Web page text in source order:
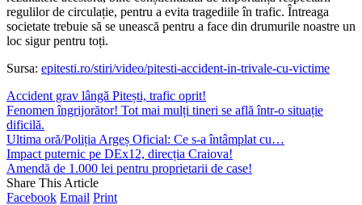
regulilor de circulație, pentru a evita tragediile în trafic. Întreaga
societate trebuie să se unească pentru a face din drumurile noastre un
loc sigur pentru toți.
Sursa: epitesti.ro/stiri/video/pitesti-accident-in-trivale-cu-victime
Accident grav lângă Pitești, trafic oprit!
Fenomen îngrijorător! Tot mai mulți tineri se află într-o situație
dificilă.
Ultima oră/Poliția Argeș Oficial: Ce s-a întâmplat cu…
Impact puternic pe DEx12, direcția Craiova!
Amendă de 1.000 lei pentru proprietarii de case!
Share This Article
Facebook Email Print